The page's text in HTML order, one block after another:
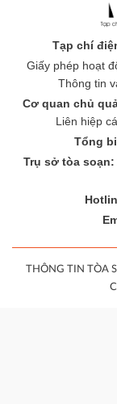
Tạp chí
Giấy phép hoạt
Thông tin
Cơ quan chủ
Liên hiệp
Tổng
Trụ sở tòa soạn:
THÔNG TIN TÒA